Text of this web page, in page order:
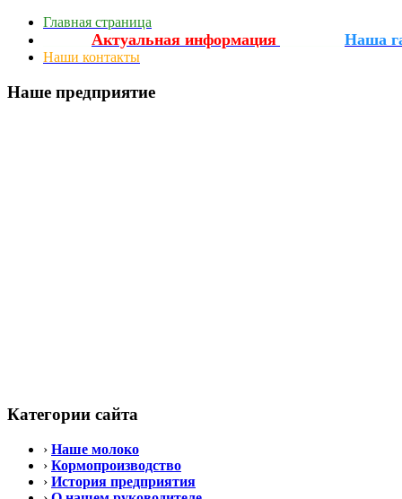
Главная страница
Актуальная информация Наша
Наши контакты
Наше предприятие
Категории сайта
› Наше молоко
› Кормопроизводство
› История предприятия